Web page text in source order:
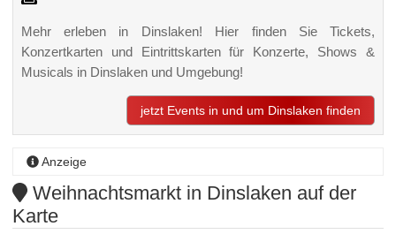
Mehr erleben in Dinslaken! Hier finden Sie Tickets,
Konzertkarten und Eintrittskarten für Konzerte, Shows &
Musicals in Dinslaken und Umgebung!
jetzt Events in und um Dinslaken finden
Anzeige
Weihnachtsmarkt in Dinslaken auf der
Karte